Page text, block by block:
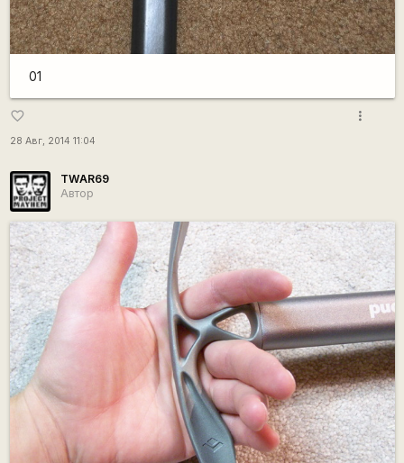
01
favorite_border
28 Авг, 2014 11:04
more_vert
TWAR69
Автор